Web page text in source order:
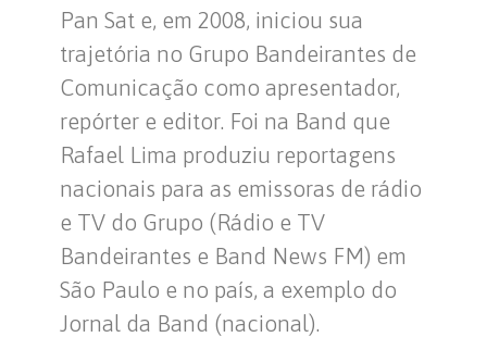
Pan Sat e, em 2008, iniciou sua
trajetória no Grupo Bandeirantes de
Comunicação como apresentador,
repórter e editor. Foi na Band que
Rafael Lima produziu reportagens
nacionais para as emissoras de rádio
e TV do Grupo (Rádio e TV
Bandeirantes e Band News FM) em
São Paulo e no país, a exemplo do
Jornal da Band (nacional).